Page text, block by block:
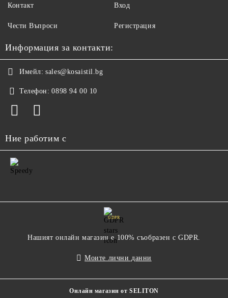
Контакт
Чести Въпроси
Вход
Регистрация
Информация за контакти:
Имейл: sales@kosaistil.bg
Телефон: 0898 94 00 10
Ние работим с
GDPR
Нашият онлайн магазин е 100% съобразен с GDPR.
Моите лични данни
Онлайн магазин от SELITON